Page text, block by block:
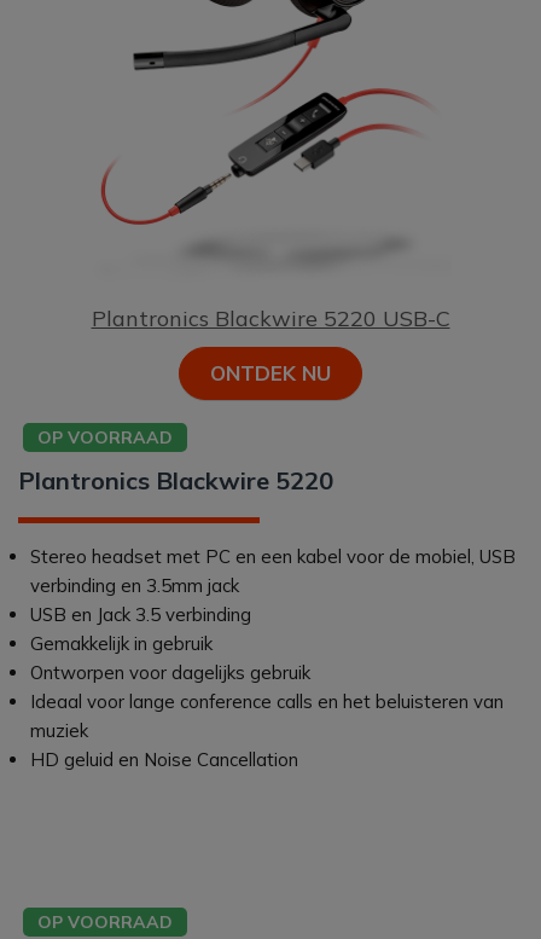
Plantronics Blackwire 5220 USB-C
ONTDEK NU
OP VOORRAAD
Plantronics Blackwire 5220
Stereo headset met PC en een kabel voor de mobiel, USB
verbinding en 3.5mm jack
USB en Jack 3.5 verbinding
Gemakkelijk in gebruik
Ontworpen voor dagelijks gebruik
Ideaal voor lange conference calls en het beluisteren van
muziek
HD geluid en Noise Cancellation
OP VOORRAAD